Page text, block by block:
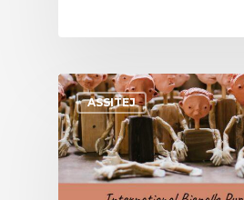
ASSITEJ